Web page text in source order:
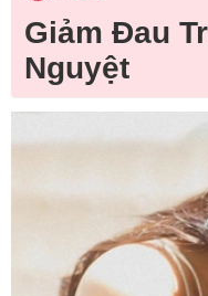
Giảm Đau
Nguyệt